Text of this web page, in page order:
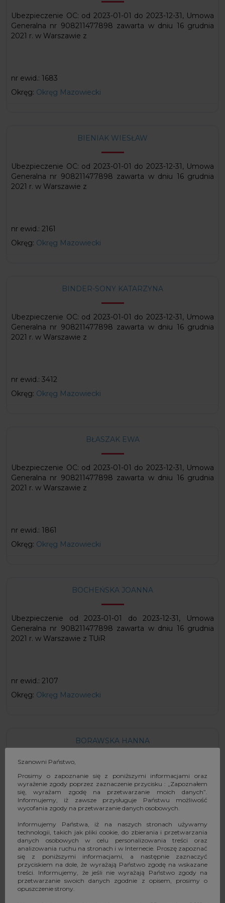
Ubezpieczenie OC: od 2023-01-01 do 2023-12-31, Umowa
Generalna nr 908211477898 zawarta w dniu 16 grudnia
2021 r. w Warszawie z
nr ewid.: 1683
Okręg: Okręg Mazowiecki
BIENIAK WIESŁAW
Ubezpieczenie OC: od 2023-01-01 do 2023-12-31, Umowa
Generalna nr 908211477898 zawarta w dniu 16 grudnia
2021 r. w Warszawie z
nr ewid.: 2161
Okręg: Okręg Mazowiecki
BINDER-SONY KATARZYNA
Ubezpieczenie OC: od 2023-01-01 do 2023-12-31, Umowa
Generalna nr 908211477898 zawarta w dniu 16 grudnia
2021 r. w Warszawie z
nr ewid.: 3412
Okręg: Okręg Mazowiecki
BŁASZAK EWA
Ubezpieczenie OC: od 2023-01-01 do 2023-12-31, Umowa
Generalna nr 908211477898 zawarta w dniu 16 grudnia
2021 r. w Warszawie z
nr ewid.: 1861
Okręg: Okręg Mazowiecki
BOCHEŃSKA JOANNA
Ubezpieczenie od 2023-01-01 do 2023-12-31, Umowa
Generalna nr 908211477898 zawarta w dniu 16 grudnia
2021 r. w Warszawie z TUiR
nr ewid.: 2107
Okręg: Okręg Mazowiecki
BORAWSKA HANNA
Generalna nr 908211477898 zawarta w dniu 16 grudnia
2021 r. w Warszawie z
nr ewid.:2837
Okręg:Okręg Mazowiecki
BORECKA-NAPIÓRKOWSKA BOGUSŁAWA
Szanowni Państwo,
Prosimy o zapoznanie się z poniższymi informacjami oraz
wyrażenie zgody poprzez zaznaczenie przycisku : „Zapoznałem
się, wyrażam zgodę na przetwarzanie moich danych”.
Informujemy, iż zawsze przysługuje Państwu możliwość
wycofania zgody na przetwarzanie danych osobowych.
Informujemy Państwa, iż na naszych stronach używamy
technologii, takich jak pliki cookie, do zbierania i przetwarzania
danych osobowych w celu personalizowania treści oraz
analizowania ruchu na stronach i w Internecie. Proszę zapoznać
się z poniższymi informacjami, a następnie zaznaczyć
przyciskiem na dole, że wyrażają Państwo zgodę na wskazane
treści. Informujemy, że jeśli nie wyrażają Państwo zgody na
przetwarzanie swoich danych zgodnie z opisem, prosimy o
opuszczenie strony.